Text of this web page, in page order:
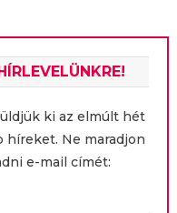
ki az elmúlt hét
Ne maradjon
e-mail címét: